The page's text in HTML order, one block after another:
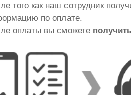
того как наш сотрудник
по оплате.
оплаты вы сможете